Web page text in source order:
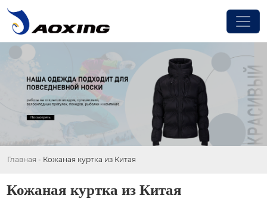
Главная - Кожаная куртка из Китая
Кожаная куртка из Китая